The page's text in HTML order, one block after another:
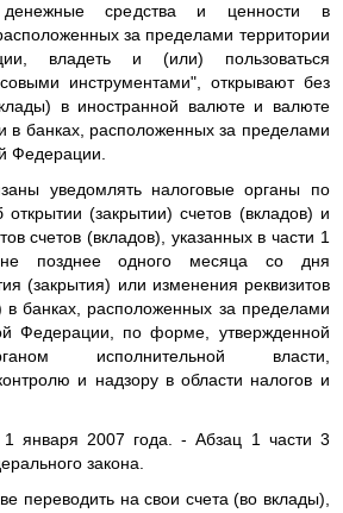
денежные средства и ценности в
за пределами территории
владеть и (или) пользоваться
инструментами", открывают без
в иностранной валюте и валюте
в банках, расположенных за пределами
Федерации.
уведомлять налоговые органы по
открытии (закрытии) счетов (вкладов) и
счетов (вкладов), указанных в части 1
не позднее одного месяца со дня
(закрытия) или изменения реквизитов
в банках, расположенных за пределами
Федерации, по форме, утвержденной
исполнительной власти,
и надзору в области налогов и
января 2007 года. - Абзац 1 части 3
закона.
переводить на свои счета (во вклады),